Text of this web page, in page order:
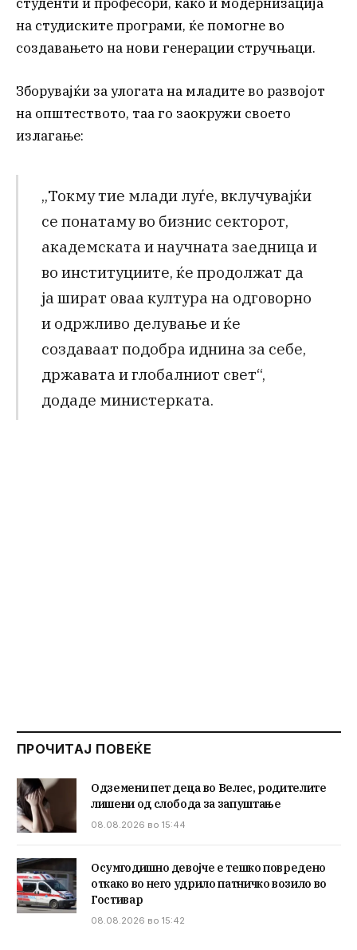
на студиските програми, ќе помогне во
создавањето на нови генерации стручњаци.
Зборувајќи за улогата на младите во развојот
на општеството, таа го заокружи своето
излагање:
„Токму тие млади луѓе, вклучувајќи
се понатаму во бизнис секторот,
академската и научната заедница и
во институциите, ќе продолжат да
ја шират оваа култура на одговорно
и одржливо делување и ќе
создаваат подобра иднина за себе,
државата и глобалниот свет“,
додаде министерката.
ПРОЧИТАЈ ПОВЕЌЕ
Одземени пет деца во Велес, родителите
лишени од слобода за запуштање
08.08.2026 во 15:44
Осумгодишно девојче е тешко повредено
откако во него удрило патничко возило во
Гостивар
08.08.2026 во 15:42